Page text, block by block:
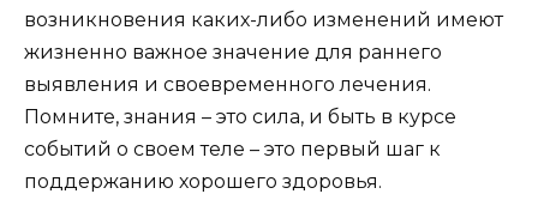
возникновения каких-либо изменений имеют
жизненно важное значение для раннего
выявления и своевременного лечения.
Помните, знания – это сила, и быть в курсе
событий о своем теле – это первый шаг к
поддержанию хорошего здоровья.